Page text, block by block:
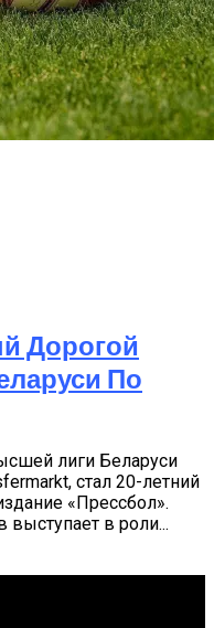
Дорогой
По
лиги Беларуси
стал 20-летний
«Прессбол».
выступает в роли...